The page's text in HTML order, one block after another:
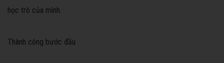
học trò của mình.
Thành công bước đầu